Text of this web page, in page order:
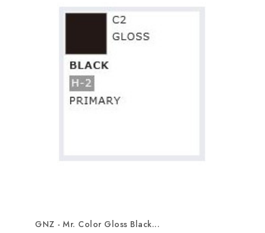
GNZ - Mr. Color Gloss Black...